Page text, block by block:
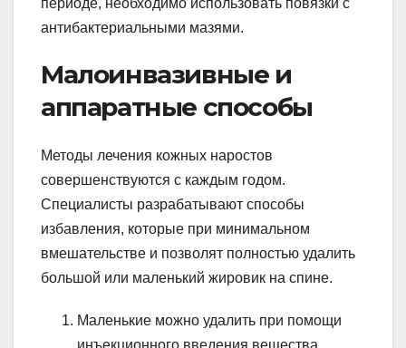
периоде, необходимо использовать повязки с
антибактериальными мазями.
Малоинвазивные и
аппаратные способы
Методы лечения кожных наростов
совершенствуются с каждым годом.
Специалисты разрабатывают способы
избавления, которые при минимальном
вмешательстве и позволят полностью удалить
большой или маленький жировик на спине.
Маленькие можно удалить при помощи